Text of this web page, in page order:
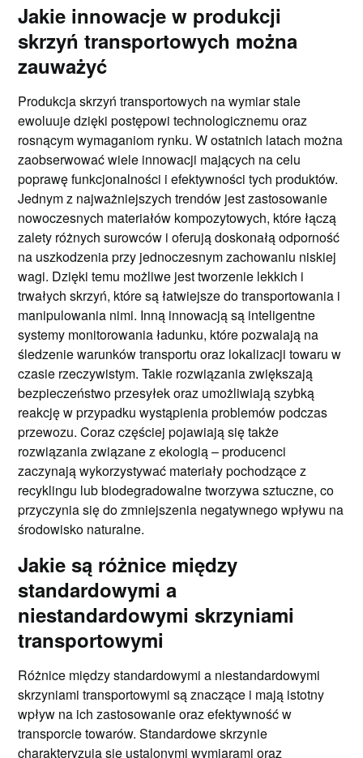
Jakie innowacje w produkcji
skrzyń transportowych można
zauważyć
Produkcja skrzyń transportowych na wymiar stale
ewoluuje dzięki postępowi technologicznemu oraz
rosnącym wymaganiom rynku. W ostatnich latach można
zaobserwować wiele innowacji mających na celu
poprawę funkcjonalności i efektywności tych produktów.
Jednym z najważniejszych trendów jest zastosowanie
nowoczesnych materiałów kompozytowych, które łączą
zalety różnych surowców i oferują doskonałą odporność
na uszkodzenia przy jednoczesnym zachowaniu niskiej
wagi. Dzięki temu możliwe jest tworzenie lekkich i
trwałych skrzyń, które są łatwiejsze do transportowania i
manipulowania nimi. Inną innowacją są inteligentne
systemy monitorowania ładunku, które pozwalają na
śledzenie warunków transportu oraz lokalizacji towaru w
czasie rzeczywistym. Takie rozwiązania zwiększają
bezpieczeństwo przesyłek oraz umożliwiają szybką
reakcję w przypadku wystąpienia problemów podczas
przewozu. Coraz częściej pojawiają się także
rozwiązania związane z ekologią – producenci
zaczynają wykorzystywać materiały pochodzące z
recyklingu lub biodegradowalne tworzywa sztuczne, co
przyczynia się do zmniejszenia negatywnego wpływu na
środowisko naturalne.
Jakie są różnice między
standardowymi a
niestandardowymi skrzyniami
transportowymi
Różnice między standardowymi a niestandardowymi
skrzyniami transportowymi są znaczące i mają istotny
wpływ na ich zastosowanie oraz efektywność w
transporcie towarów. Standardowe skrzynie
charakteryzują się ustalonymi wymiarami oraz